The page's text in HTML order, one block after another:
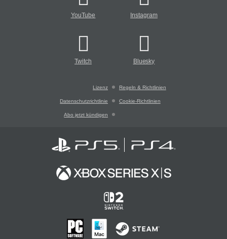
YouTube Instagram
Twitch Bluesky
Lizenz Regeln & Richtlinien
Datenschutzrichtlinie Cookie-Richtlinien
Abo jetzt kündigen